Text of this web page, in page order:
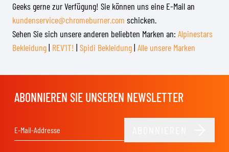
Geeks gerne zur Verfügung! Sie können uns eine E-Mail an
kundenservice@chromeburner.com schicken.
Sehen Sie sich unsere anderen beliebten Marken an: Alpinestars
Bekleidung| REV'IT! | Spidi Bekleidung| Alle unsere Marken
ABONNIEREN SIE UNSEREN NEWSLETTER